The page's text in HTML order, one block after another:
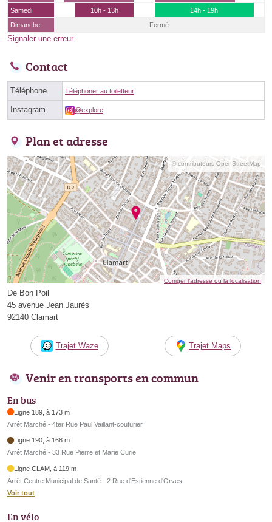
Samedi
10h - 13h
14h - 19h
Dimanche
Fermé
Signaler une erreur
Contact
Téléphone Téléphoner au toiletteur
Instagram @explore
Plan et adresse
© contributeurs OpenStreetMap
Corriger l’adresse ou la localisation
De Bon Poil
45 avenue Jean Jaurès
92140 Clamart
Trajet Waze Trajet Maps
Venir en transports en commun
En bus
Ligne 189, à 173 m
Arrêt Marché - 4ter Rue Paul Vaillant-couturier
Ligne 190, à 168 m
Arrêt Marché - 33 Rue Pierre et Marie Curie
Ligne CLAM, à 119 m
Arrêt Centre Municipal de Santé - 2 Rue d'Estienne d'Orves
Voir tout
En vélo